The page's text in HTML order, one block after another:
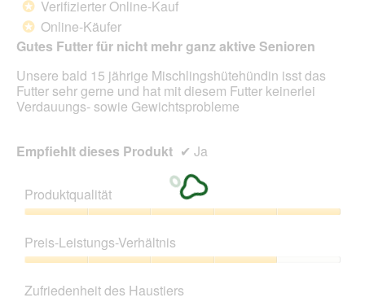
Sternen.
* Verifizierter Online-Kauf
* Online-Käufer
Gutes Futter für nicht mehr ganz aktive Senioren
Unsere bald 15 jährige Mischlingshütehündin isst das
Futter sehr gerne und hat mit diesem Futter keinerlei
Verdauungs- sowie Gewichtsprobleme
Empfiehlt dieses Produkt ✔ Ja
Produktqualität
5
von
5
Preis-Leistungs-Verhältnis
Leistungs-
Zufriedenheit des Haustiers